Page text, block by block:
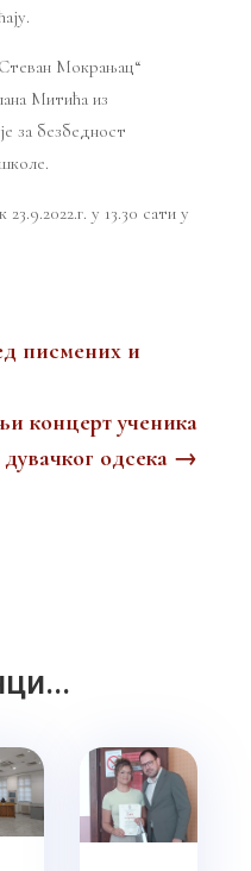
Мокрањац“
Митића из
за безбедност
у 13.30 сати у
писмених и
концерт ученика
дувачког одсека →